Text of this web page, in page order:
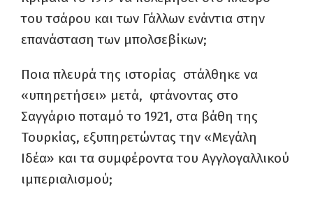
του τσάρου και των Γάλλων ενάντια στην
επανάσταση των μπολσεβίκων;
Ποια πλευρά της ιστορίας στάλθηκε να
«υπηρετήσει» μετά, φτάνοντας στο
Σαγγάριο ποταμό το 1921, στα βάθη της
Τουρκίας, εξυπηρετώντας την «Μεγάλη
Ιδέα» και τα συμφέροντα του Αγγλογαλλικού
ιμπεριαλισμού;